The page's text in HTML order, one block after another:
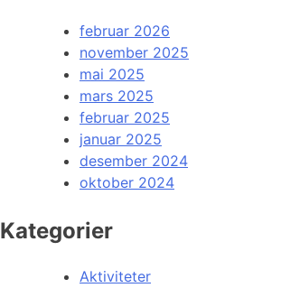
februar 2026
november 2025
mai 2025
mars 2025
februar 2025
januar 2025
desember 2024
oktober 2024
Kategorier
Aktiviteter